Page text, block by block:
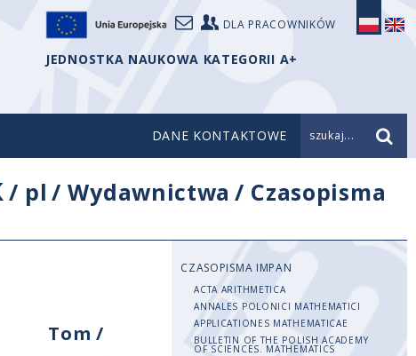
DLA PRACOWNIKÓW
JEDNOSTKA NAUKOWA KATEGORII A+
DANE KONTAKTOWE szukaj...
/ pl /Wydawnictwa / Czasopisma
Tom/
CZASOPISMA IMPAN
ACTA ARITHMETICA
ANNALES POLONICI MATHEMATICI
APPLICATIONES MATHEMATICAE
BULLETIN OF THE POLISH ACADEMY
OF SCIENCES. MATHEMATICS